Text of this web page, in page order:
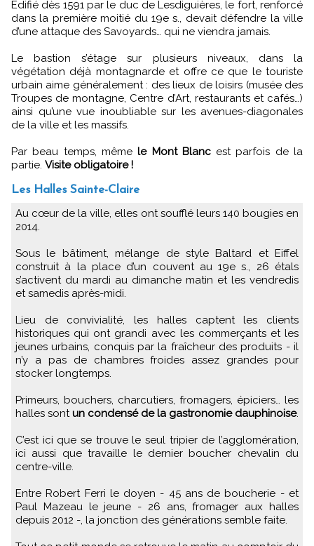
Édifié dès 1591 par le duc de Lesdiguières, le fort, renforcé
dans la première moitié du 19e s., devait défendre la ville
d’une attaque des Savoyards… qui ne viendra jamais.
Le bastion s’étage sur plusieurs niveaux, dans la
végétation déjà montagnarde et offre ce que le touriste
urbain aime généralement : des lieux de loisirs (musée des
Troupes de montagne, Centre d’Art, restaurants et cafés…)
ainsi qu’une vue inoubliable sur les avenues-diagonales
de la ville et les massifs.
Par beau temps, mêmele Mont Blancest parfois de la
partie. Visite obligatoire !
Les Halles Sainte-Claire
Au cœur de la ville, elles ont soufflé leurs 140 bougies en
2014.
Sous le bâtiment, mélange de style Baltard et Eiffel
construit à la place d’un couvent au 19e s., 26 étals
s’activent du mardi au dimanche matin et les vendredis
et samedis après-midi.
Lieu de convivialité, les halles captent les clients
historiques qui ont grandi avec les commerçants et les
jeunes urbains, conquis par la fraîcheur des produits - il
n’y a pas de chambres froides assez grandes pour
stocker longtemps.
Primeurs, bouchers, charcutiers, fromagers, épiciers… les
halles sontun condensé de la gastronomie dauphinoise.
C’est ici que se trouve le seul tripier de l’agglomération,
ici aussi que travaille le dernier boucher chevalin du
centre-ville.
Entre Robert Ferri le doyen - 45 ans de boucherie - et
Paul Mazeau le jeune - 26 ans, fromager aux halles
depuis 2012 -, la jonction des générations semble faite.